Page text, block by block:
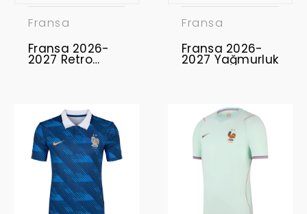
Fransa
Fransa 2026-
2027 Retro
Fransa
Fransa 2026-
2027 Yağmurluk